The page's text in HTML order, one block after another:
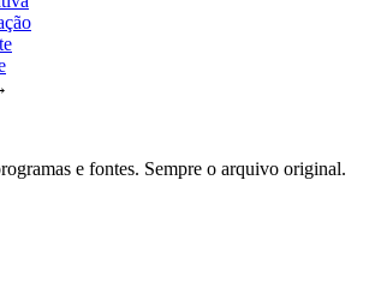
e fontes. Sempre o arquivo original.